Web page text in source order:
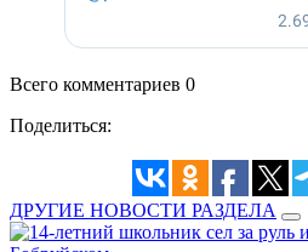
Всего комментариев 0
Поделиться:
ДРУГИЕ НОВОСТИ РАЗДЕЛА